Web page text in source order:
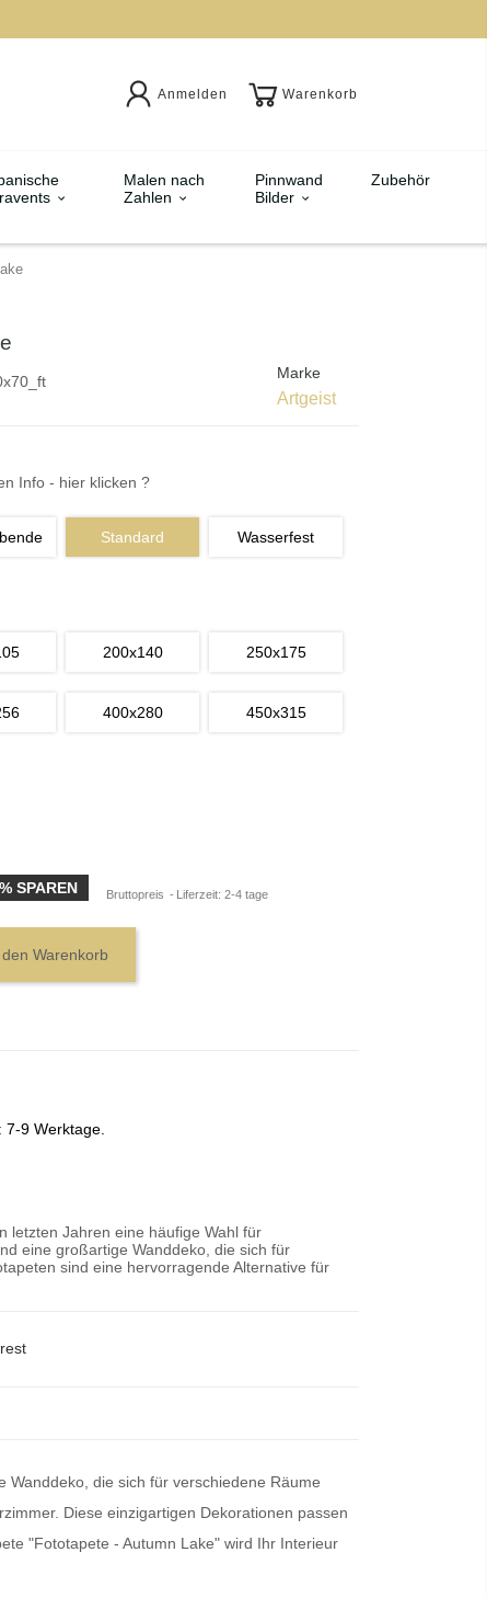
Anmelden Warenkorb
Malen nach
Zahlen
Pinnwand
Bilder
Zubehör
Marke
Artgeist
Info - hier klicken ?
Standard Wasserfest
200x140 250x175
400x280 450x315
SPAREN Bruttopreis Liferzeit: 2-4 tage
Warenkorb
9 Werktage.
letzten Jahren eine häufige Wahl für
eine großartige Wanddeko, die sich für
sind eine hervorragende Alternative für
die sich für verschiedene Räume
Diese einzigartigen Dekorationen passen
"Fototapete - Autumn Lake" wird Ihr Interieur